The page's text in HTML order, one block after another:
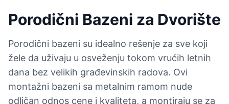
Porodični Bazeni za Dvorište
Porodični bazeni su idealno rešenje za sve koji
žele da uživaju u osveženju tokom vrućih letnih
dana bez velikih građevinskih radova. Ovi
montažni bazeni sa metalnim ramom nude
odličan odnos cene i kvaliteta, a montiraju se za